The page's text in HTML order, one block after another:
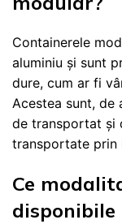
Containerele
aluminiu și sunt
dure, cum ar fi
Acestea sunt, de
de transportat și
transportate prin
Ce